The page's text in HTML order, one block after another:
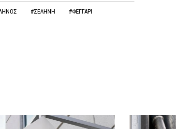
#ΣΕΛΗΝΗ
#ΦΕΓΓΑΡΙ